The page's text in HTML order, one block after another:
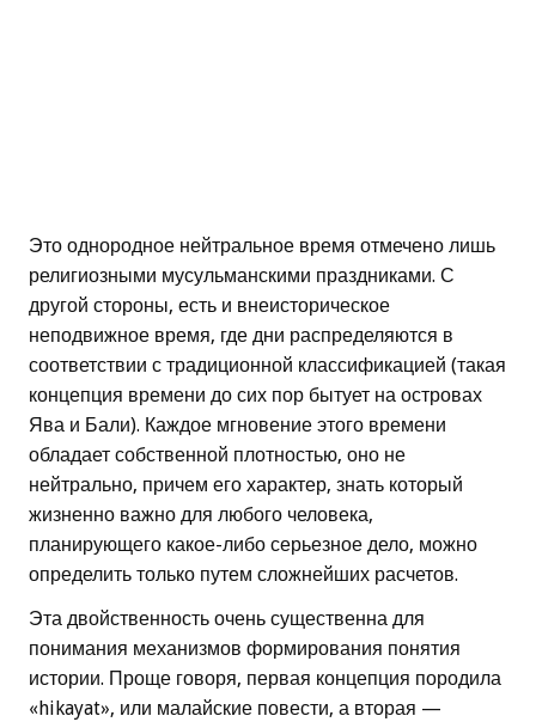
Это однородное нейтральное время отмечено лишь
религиозными мусульманскими праздниками. С
другой стороны, есть и внеисторическое
неподвижное время, где дни распределяются в
соответствии с традиционной классификацией (такая
концепция времени до сих пор бытует на островах
Ява и Бали). Каждое мгновение этого времени
обладает собственной плотностью, оно не
нейтрально, причем его характер, знать который
жизненно важно для любого человека,
планирующего какое-либо серьезное дело, можно
определить только путем сложнейших расчетов.
Эта двойственность очень существенна для
понимания механизмов формирования понятия
истории. Проще говоря, первая концепция породила
«hikayat», или малайские повести, а вторая —